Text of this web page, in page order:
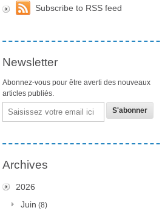
Subscribe to RSS feed
Newsletter
Abonnez-vous pour être averti des nouveaux
articles publiés.
Email
Archives
2026
Juin (8)